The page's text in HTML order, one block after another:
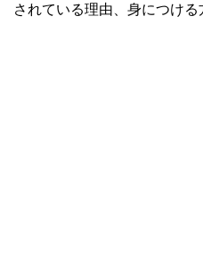
されている理由、身につける